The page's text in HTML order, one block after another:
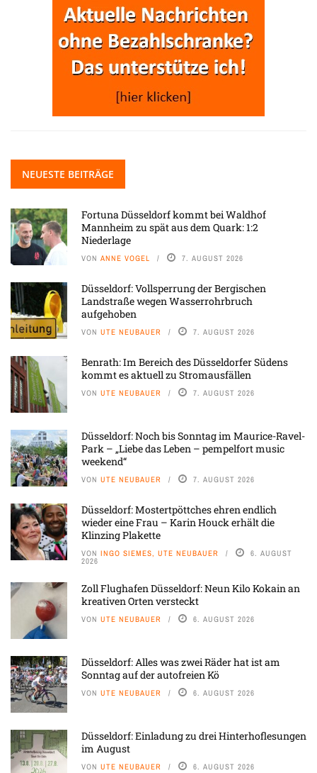
NEUESTE BEITRÄGE
Fortuna Düsseldorf kommt bei Waldhof
Mannheim zu spät aus dem Quark: 1:2
Niederlage
VON ANNE VOGEL 7. AUGUST 2026
Düsseldorf: Vollsperrung der Bergischen
Landstraße wegen Wasserrohrbruch
aufgehoben
VON UTE NEUBAUER 7. AUGUST 2026
Benrath: Im Bereich des Düsseldorfer Südens
kommt es aktuell zu Stromausfällen
VON UTE NEUBAUER 7. AUGUST 2026
Düsseldorf: Noch bis Sonntag im Maurice-Ravel-
Park – „Liebe das Leben – pempelfort music
weekend“
VON UTE NEUBAUER 7. AUGUST 2026
Düsseldorf: Mostertpöttches ehren endlich
wieder eine Frau – Karin Houck erhält die
Klinzing Plakette
VON INGO SIEMES, UTE NEUBAUER 6. AUGUST
2026
Zoll Flughafen Düsseldorf: Neun Kilo Kokain an
kreativen Orten versteckt
VON UTE NEUBAUER 6. AUGUST 2026
Düsseldorf: Alles was zwei Räder hat ist am
Sonntag auf der autofreien Kö
VON UTE NEUBAUER 6. AUGUST 2026
Düsseldorf: Einladung zu drei Hinterhoflesungen
im August
VON UTE NEUBAUER 6. AUGUST 2026